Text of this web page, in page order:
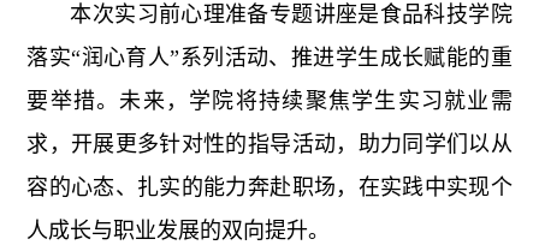
本次实习前心理准备专题讲座是食品科技学院
落实“润心育人”系列活动、推进学生成长赋能的重
要举措。未来，学院将持续聚焦学生实习就业需
求，开展更多针对性的指导活动，助力同学们以从
容的心态、扎实的能力奔赴职场，在实践中实现个
人成长与职业发展的双向提升。